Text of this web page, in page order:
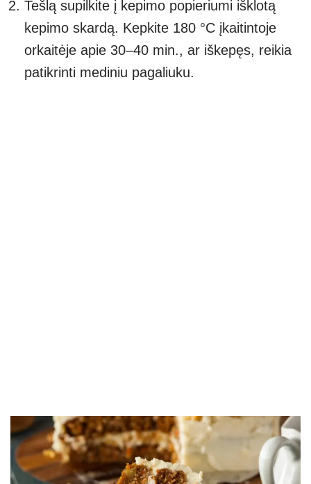
Tešlą supilkite į kepimo popieriumi išklotą
kepimo skardą. Kepkite 180 °C įkaitintoje
orkaitėje apie 30–40 min., ar iškepęs, reikia
patikrinti mediniu pagaliuku.